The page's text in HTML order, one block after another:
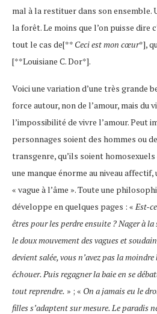
mal à la restituer dans son ensemble.
la forêt. Le moins que l’on puisse dire
tout le cas de[** Ceci est mon cœur*],
[**Louisiane C. Dor*].
Voici une variation d’une très grande
force autour, non de l’amour, mais du
l’impossibilité de vivre l’amour. Peut
personnages soient des hommes ou
transgenre, qu’ils soient
une manque énorme au niveau affectif,
« vague à l’âme ». Toute une
développe en quelques pages : « Est-
êtres pour les perdre ensuite ? Nager à la
le doux mouvement des vagues et
devient salée, vous n’avez pas la
échouer. Puis regagner la baie en se
tout reprendre. » ; « On a jamais eu le
filles s’adaptent sur mesure. Le paradis